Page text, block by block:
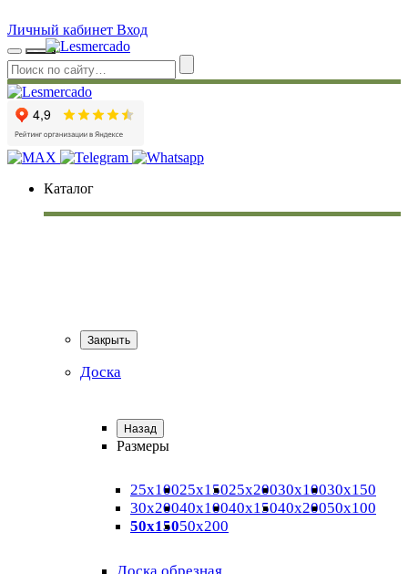
Личный кабинет Вход
Каталог
Закрыть
Доска
Назад
Размеры
25х10025х15025х20030х10030х150
30х20040х10040х15040х20050х100
50х15050х200